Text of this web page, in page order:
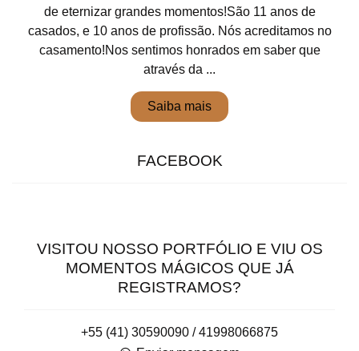
de eternizar grandes momentos!São 11 anos de
casados, e 10 anos de profissão. Nós acreditamos no
casamento!Nos sentimos honrados em saber que
através da ...
Saiba mais
FACEBOOK
VISITOU NOSSO PORTFÓLIO E VIU OS
MOMENTOS MÁGICOS QUE JÁ
REGISTRAMOS?
+55 (41) 30590090 / 41998066875